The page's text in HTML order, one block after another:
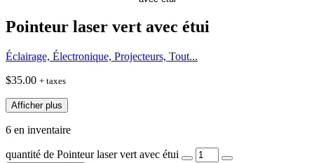
Pointeur laser vert avec étui
Éclairage, Électronique, Projecteurs, Tout...
$35.00 + taxes
Afficher plus
6 en inventaire
quantité de Pointeur laser vert avec étui